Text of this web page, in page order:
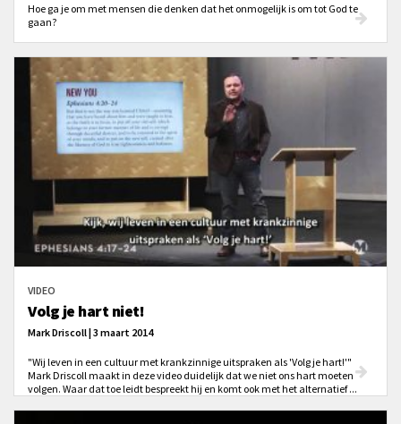
Hoe ga je om met mensen die denken dat het onmogelijk is om tot God te
gaan?
VIDEO
Volg je hart niet!
Mark Driscoll | 3 maart 2014
"Wij leven in een cultuur met krankzinnige uitspraken als 'Volg je hart!'"
Mark Driscoll maakt in deze video duidelijk dat we niet ons hart moeten
volgen. Waar dat toe leidt bespreekt hij en komt ook met het alternatief ...